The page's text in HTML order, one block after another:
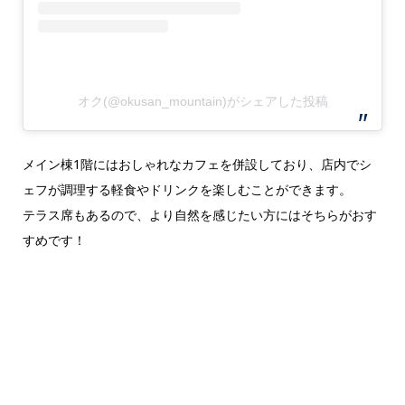
オク(@okusan_mountain)がシェアした投稿
メイン棟1階にはおしゃれなカフェを併設しており、店内でシ
ェフが調理する軽食やドリンクを楽しむことができます。
テラス席もあるので、より自然を感じたい方にはそちらがおす
すめです！